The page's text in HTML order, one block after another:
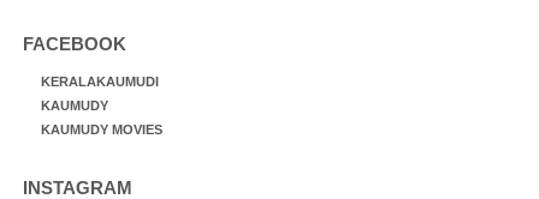
FACEBOOK
KERALAKAUMUDI
KAUMUDY
KAUMUDY MOVIES
INSTAGRAM